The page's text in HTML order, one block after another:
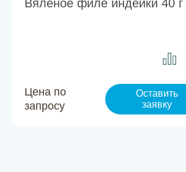
Вяленое филе индейки 40 г
Цена по
запросу
Оставить
заявку